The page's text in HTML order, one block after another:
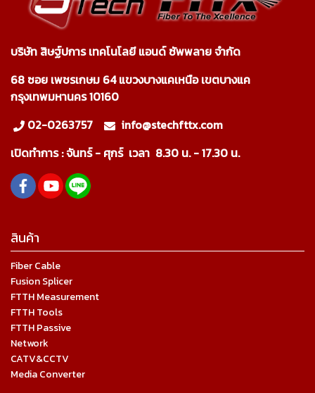
บริษัท สิษฐ์ปการ เทคโนโลยี แอนด์ ซัพพลาย จำกัด
68 ซอย เพชรเกษม 64 แขวงบางแคเหนือ เขตบางแค
กรุงเทพมหานคร 10160
02-0263757
info@stechfttx.com
เปิดทำการ :จันทร์ - ศุกร์ เวลา 8.30 น. - 17.30 น.
สินค้า
Fiber Cable
Fusion Splicer
FTTH Measurement
FTTH Tools
FTTH Passive
Network
CATV&CCTV
Media Converter